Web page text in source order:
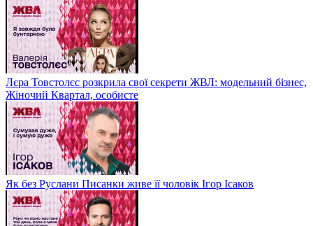
Лєра Товстолєс розкрила свої секрети ЖВЛ: модельний бізнес,
Жіночий Квартал, особисте
Як без Руслани Писанки живе її чоловік Ігор Ісаков